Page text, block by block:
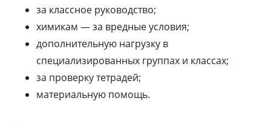
за классное руководство;
химикам — за вредные условия;
дополнительную нагрузку в
специализированных группах и классах;
за проверку тетрадей;
материальную помощь.